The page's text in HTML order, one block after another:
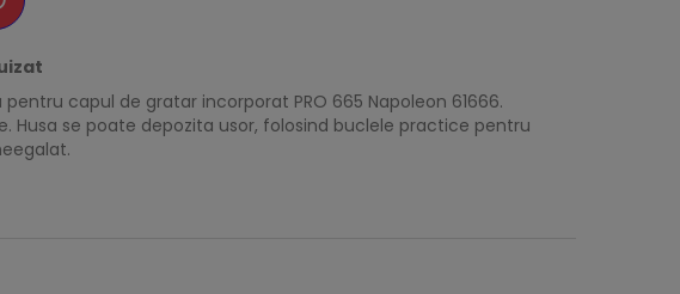
capul de gratar incorporat PRO 665 Napoleon 61666.
Husa se poate depozita usor, folosind buclele practice pentru